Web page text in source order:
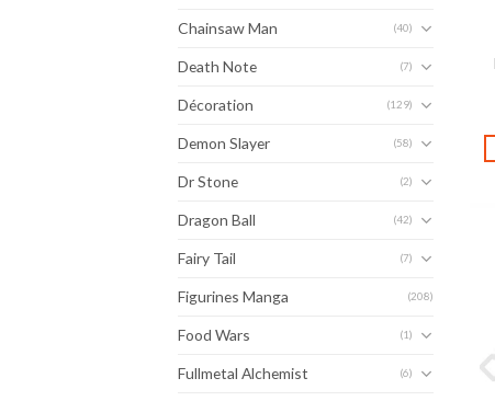
Chainsaw Man (40)
Death Note (7)
Décoration (129)
Demon Slayer (58)
Dr Stone (2)
Dragon Ball (42)
Fairy Tail (7)
Figurines Manga (208)
Food Wars (1)
Fullmetal Alchemist (6)